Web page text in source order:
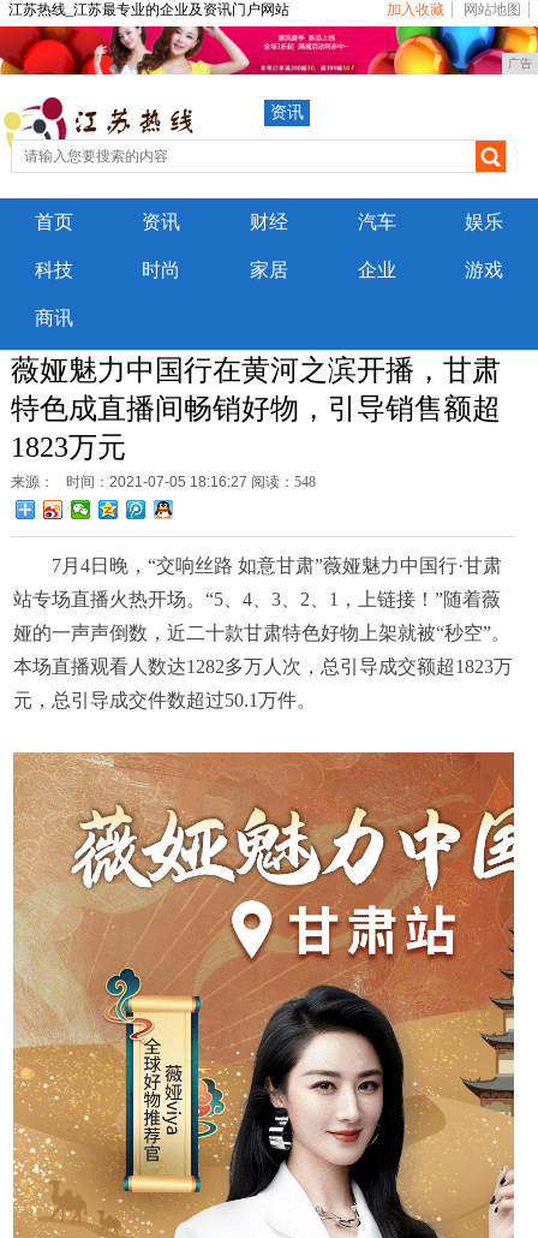
江苏热线_江苏最专业的企业及资讯门户网站 加入收藏 网站地图
广告
资讯
首页 资讯 财经 汽车 娱乐
科技 时尚 家居 企业 游戏
商讯
薇娅魅力中国行在黄河之滨开播，甘肃
特色成直播间畅销好物，引导销售额超
1823万元
来源： 时间：2021-07-05 18:16:27 阅读：548
7月4日晚，“交响丝路 如意甘肃”薇娅魅力中国行·甘肃
站专场直播火热开场。“5、4、3、2、1，上链接！”随着薇
娅的一声声倒数，近二十款甘肃特色好物上架就被“秒空”。
本场直播观看人数达1282多万人次，总引导成交额超1823万
元，总引导成交件数超过50.1万件。